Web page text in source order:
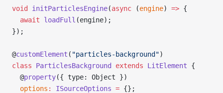
void initParticlesEngine(async (engine) => {
  await
loadFull (engine);
});
@customElement ( "particles-background")
class ParticlesBackground extends LitElement {
  @
property({ type: Object })
  options
: ISourceOptions = {};